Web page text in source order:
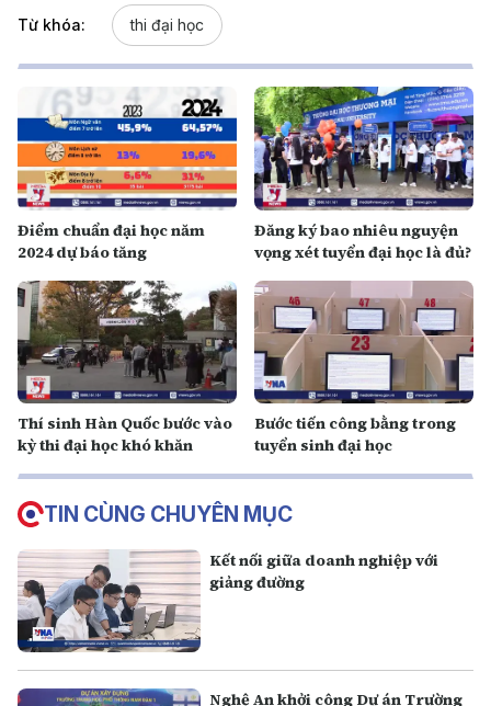
Từ khóa: thi đại học
Điểm chuẩn đại học năm
2024 dự báo tăng
Đăng ký bao nhiêu nguyện
vọng xét tuyển đại học là đủ?
Thí sinh Hàn Quốc bước vào
kỳ thi đại học khó khăn
Bước tiến công bằng trong
tuyển sinh đại học
TIN CÙNG CHUYÊN MỤC
Kết nối giữa doanh nghiệp với
giảng đường
Nghệ An khởi công Dự án Trường